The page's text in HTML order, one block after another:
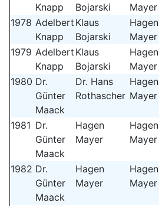
Knapp
Bojarski
Mayer
1978 Adelbert
Knapp
Klaus
Bojarski
Hagen
Mayer
1979 Adelbert
Knapp
Klaus
Bojarski
Hagen
Mayer
1980 Dr.
Günter
Maack
Dr. Hans
Rothascher
Hagen
Mayer
1981 Dr.
Günter
Maack
Hagen
Mayer
Hagen
Mayer
1982 Dr.
Günter
Maack
Hagen
Mayer
Hagen
Mayer